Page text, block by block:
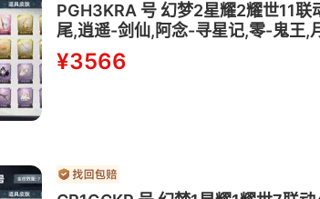
PGH3KRA 号 幻梦2星耀2耀世11
尾,逍遥-剑仙,阿念-寻星记,零-鬼王,
玛丽,小黄-遗失的童话,巫铃儿-镜花
¥3566